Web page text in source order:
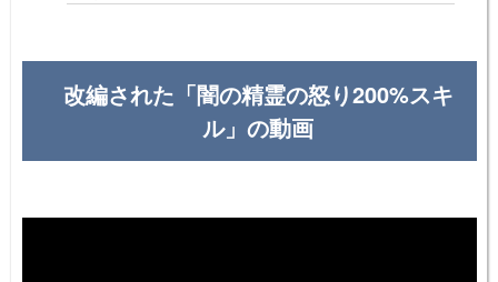
改編された「闇の精霊の怒り200%スキ
ル」の動画